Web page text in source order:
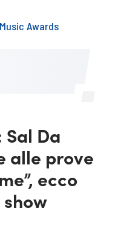
Music Awards
Da
alle prove
ecco